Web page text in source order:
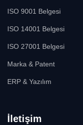
ISO 9001 Belgesi
ISO 14001 Belgesi
ISO 27001 Belgesi
Marka & Patent
ERP & Yazılım
İletişim